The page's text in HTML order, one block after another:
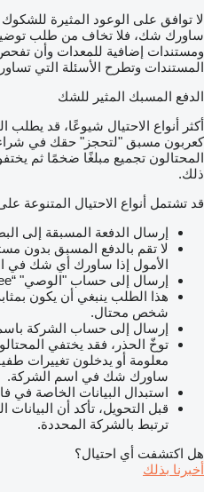
لا توافق على الوعود المثيرة
ساورك شك، فلا تخاف من طلب
ومستندات إضافية للمعدات وأن
المستندات وتطرح الأسئلة التي
الدفع المسبك المثير للشك
أكثر أنواع الاحتيال شيوعًا، قد يطلب
كعربون مسبق "لتحجز" حقك في شراء
المحتالون تجميع مبلغًا ضخمًا ثم
ذلك.
قد تشتمل أنواع الاحتيال المتنوعة
إرسال الدفعة المسبقة إلى
لا تقم بالدفع المسبق بدون
الأمول إذا ساورك أي شك في
إرسال إلى حساب "الوصي" “Trustee”
هذا الطلب ينبغي أن يكون
شخص محتال.
إرسال إلى حساب الشركة
توخّ الحذر، فقد يختفي
معلومة أو يدخلون تغييرات
ساورك شك في اسم الشركة.
استبدال البيانات الخاصة في
قبل التحويل، تأكد أن
ترتبط بالشركة المحددة.
هل اكتشفت أي احتيال؟
أخبرنا بذلك